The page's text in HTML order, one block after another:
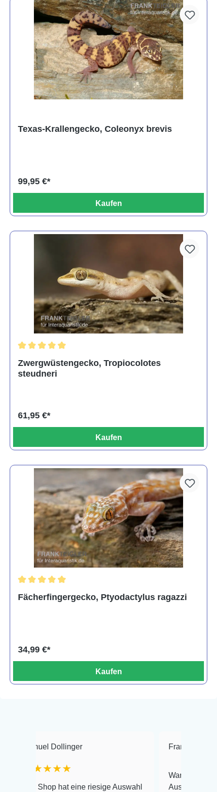
Texas-Krallengecko, Coleonyx brevis
99,95 €*
Kaufen
Zwergwüstengecko, Tropiocolotes
steudneri
61,95 €*
Kaufen
Fächerfingergecko, Ptyodactylus ragazzi
34,99 €*
Kaufen
hat eine riesige Auswahl
Frank Hackmayer
Warenanlieferung Top und
Auswahl plus